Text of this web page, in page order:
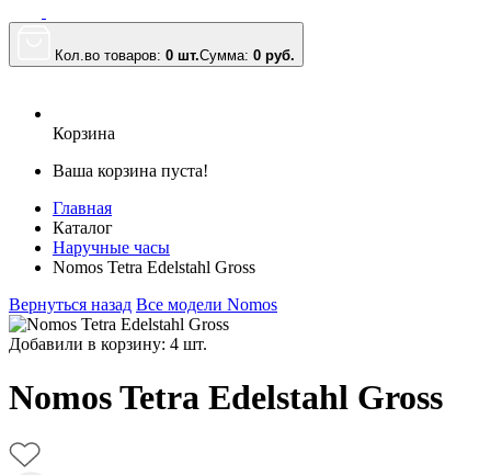
Кол.во товаров: 0 шт.Сумма: 0 руб.
Корзина
Ваша корзина пуста!
Главная
Каталог
Наручные часы
Nomos Tetra Edelstahl Gross
Вернуться назад Все модели Nomos
Добавили в корзину: 4 шт.
Nomos Tetra Edelstahl Gross